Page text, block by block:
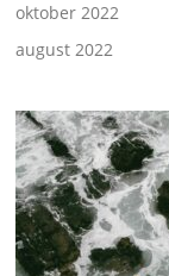
oktober 2022
august 2022